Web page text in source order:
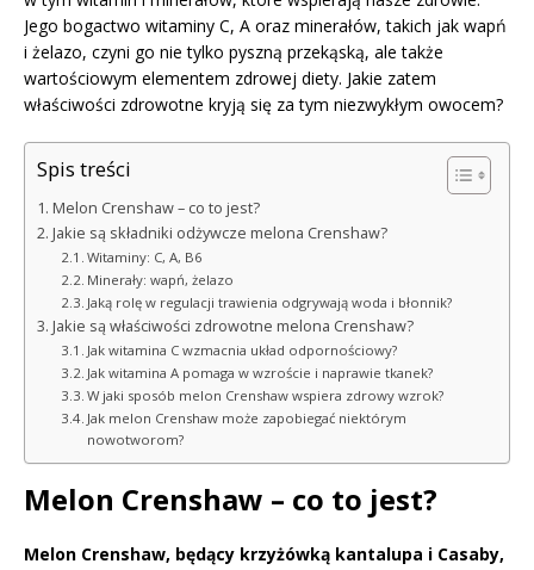
Jego bogactwo witaminy C, A oraz minerałów, takich jak wapń
i żelazo, czyni go nie tylko pyszną przekąską, ale także
wartościowym elementem zdrowej diety. Jakie zatem
właściwości zdrowotne kryją się za tym niezwykłym owocem?
Spis treści
Melon Crenshaw – co to jest?
Jakie są składniki odżywcze melona Crenshaw?
Witaminy: C, A, B6
Minerały: wapń, żelazo
Jaką rolę w regulacji trawienia odgrywają woda i błonnik?
Jakie są właściwości zdrowotne melona Crenshaw?
Jak witamina C wzmacnia układ odpornościowy?
Jak witamina A pomaga w wzroście i naprawie tkanek?
W jaki sposób melon Crenshaw wspiera zdrowy wzrok?
Jak melon Crenshaw może zapobiegać niektórym
nowotworom?
Melon Crenshaw – co to jest?
Melon Crenshaw, będący krzyżówką kantalupa i Casaby,